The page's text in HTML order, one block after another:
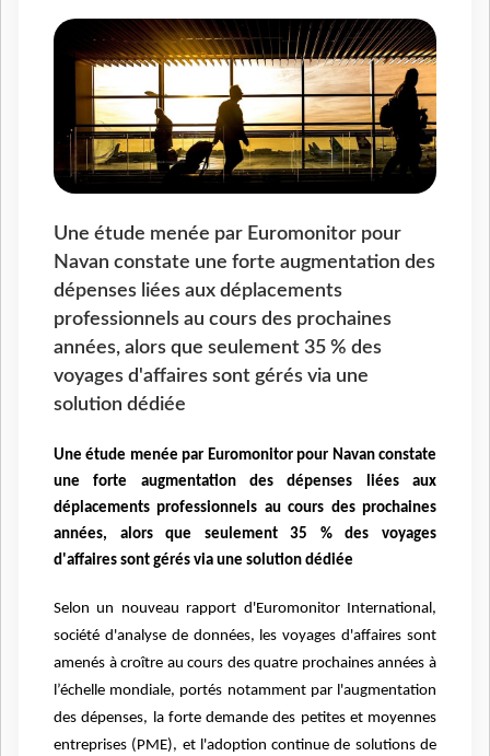
Une étude menée par Euromonitor pour
Navan constate une forte augmentation des
dépenses liées aux déplacements
professionnels au cours des prochaines
années, alors que seulement 35 % des
voyages d'affaires sont gérés via une
solution dédiée
Une étude menée par Euromonitor pour Navan constate
une forte augmentation des dépenses liées aux
déplacements professionnels au cours des prochaines
années, alors que
seulement 35 % des voyages
d'affaires sont gérés via une solution dédiée
Selon un nouveau rapport d'Euromonitor International,
société d'analyse de données, les voyages d'affaires sont
amenés à croître au cours des quatre prochaines années à
l’échelle mondiale, portés notamment par l'augmentation
des dépenses, la forte demande des petites et moyennes
entreprises (PME), et l'adoption continue de solutions de